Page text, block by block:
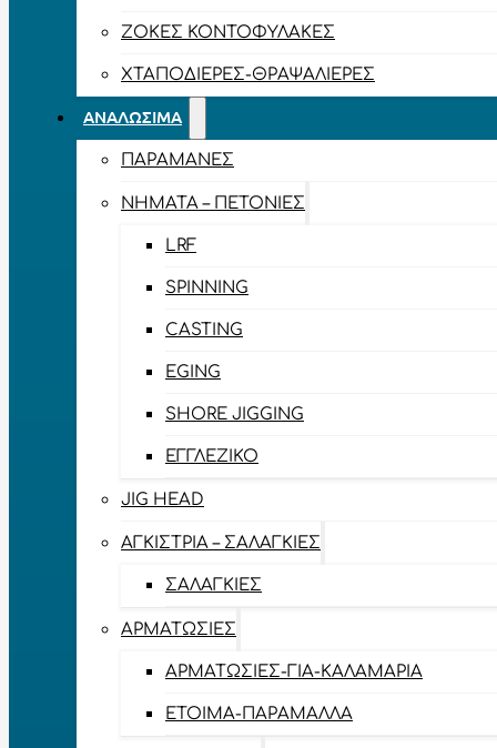
ΖΌΚΕΣ ΚΟΝΤΟΦΎΛΑΚΕΣ
ΧΤΑΠΟΔΙΈΡΕΣ-ΘΡΑΨΑΛΙΈΡΕΣ
ΑΝΑΛΏΣΙΜΑ
ΠΑΡΑΜΆΝΕΣ
ΝΉΜΑΤΑ – ΠΕΤΟΝΙΈΣ
LRF
SPINNING
CASTING
EGING
SHORE JIGGING
ΕΓΓΛΈΖΙΚΟ
JIG HEAD
ΑΓΚΊΣΤΡΙΑ – ΣΑΛΑΓΚΙΈΣ
ΣΑΛΑΓΚΙΈΣ
ΑΡΜΑΤΩΣΙΈΣ
ΑΡΜΑΤΩΣΙΈΣ-ΓΙΑ-ΚΑΛΑΜΆΡΙΑ
ΈΤΟΙΜΑ-ΠΑΡΆΜΑΛΛΑ